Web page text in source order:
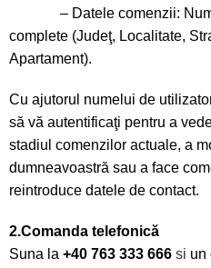
– Datele comenzii: Nume
complete (Judeţ, Localitate,
Apartament).
Cu ajutorul numelui de
să vă autentificaţi pentru a
stadiul comenzilor actuale, a
dumneavoastră sau a face
reintroduce datele de contact.
2.Comanda telefonică
Suna la +40 763 333 666 si un